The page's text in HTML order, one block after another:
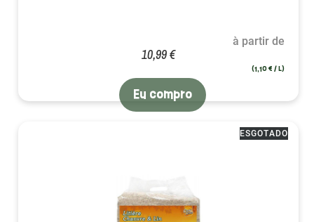
à partir de
10,99 €
(1,10 € / L)
Eu compro
ESGOTADO